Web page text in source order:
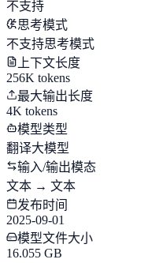
不支持
思考模式
不支持思考模式
上下文长度
256K tokens
最大输出长度
4K tokens
模型类型
翻译大模型
输入/输出模态
文本 → 文本
发布时间
2025-09-01
模型文件大小
16.055 GB